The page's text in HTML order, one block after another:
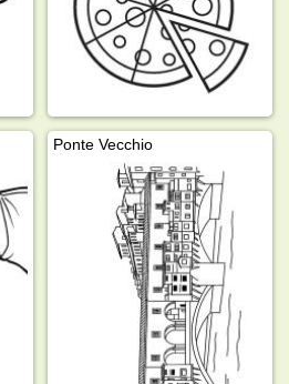
Ponte Vecchio